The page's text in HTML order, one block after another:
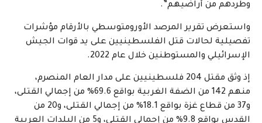
وطردهم من أراضيهم”.
واستعرض تقرير المرصد الأورومتوسطي بالأرقام مؤشرات
تفصيلية لحالات قتل الفلسطينيين على يد قوات الجيش
الإسرائيلي والمستوطنين خلال عام 2022.
إذ وثق مقتل 204 فلسطينيين على مدار العام المنصرم،
منهم 142 من الضفة الغربية بواقع 69.6% من إجمالي القتلى،
و37 من قطاع غزة بواقع 18.1% من إجمالي القتلى، و20 من
القدس بواقع 9.8% من إجمالي القتلى، و5 من البلدات العربية